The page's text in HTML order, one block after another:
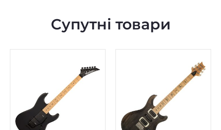
Pro Origins 1985 San
Dimas SD1 HH FR MN
Gloss Black
69370
Купити
Swamp Ash Special 2026
62770₴
Купити